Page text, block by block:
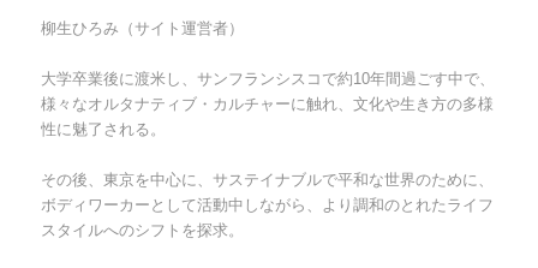
柳生ひろみ（サイト運営者）
大学卒業後に渡米し、サンフランシスコで約10年間過ごす中で、
様々なオルタナティブ・カルチャーに触れ、文化や生き方の多様
性に魅了される。
その後、東京を中心に、サステイナブルで平和な世界のために、
ボディワーカーとして活動中しながら、より調和のとれたライフ
スタイルへのシフトを探求。